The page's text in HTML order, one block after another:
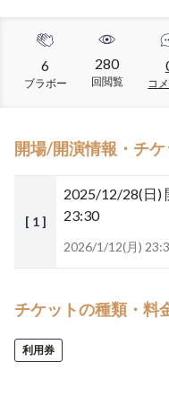
6
ブラボー
280
回閲覧 コ
開場/開演情報・チ
[ 1 ]
2025/12/28(日)
23:30
2026/1/12(月)
チケットの種類・料
利用券